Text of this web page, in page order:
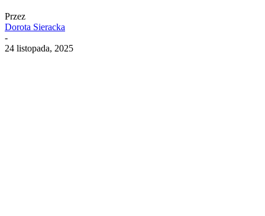
Przez
Dorota Sieracka
-
24 listopada, 2025